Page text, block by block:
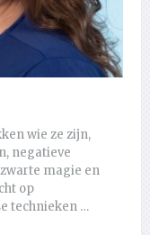
wie ze zijn,
negatieve
magie en
op
technieken …